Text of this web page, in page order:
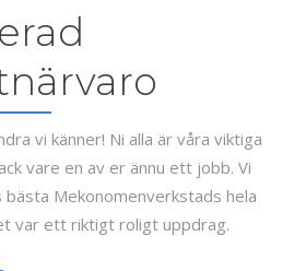
vi känner! Ni alla är våra viktiga
vare en av er ännu ett jobb. Vi
Mekonomenverkstads hela
var ett riktigt roligt uppdrag.